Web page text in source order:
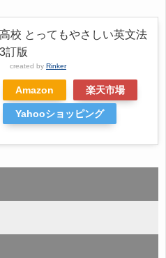
高校 とってもやさしい英文法
3訂版
created by Rinker
Amazon 楽天市場
Yahooショッピング